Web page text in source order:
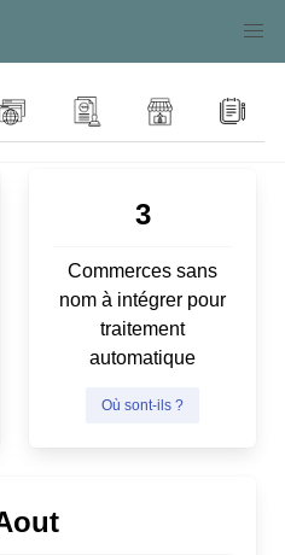
3
Commerces sans
nom à intégrer pour
traitement
automatique
Où sont-ils ?